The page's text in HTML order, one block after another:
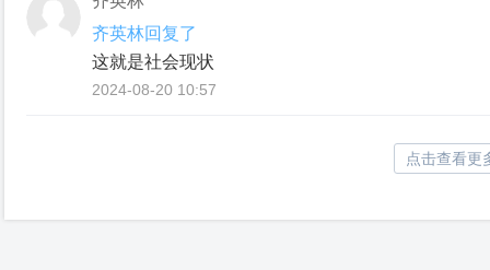
齐英林回复了
这就是社会现状
2024-08-20 10:57
点击查看更